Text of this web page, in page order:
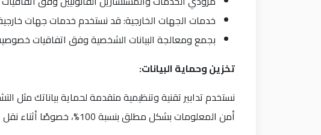
خدمات الجهات الخارجية: قد نستخدم خدمات جهات
بجمع ومعالجة البيانات الشخصية وفق اتفاقيات
تخزين وحماية البيانات:
أمن المعلومات بشكل مطلق بنسبة 100%، خصوصًا أثناء نقل البيانات عبر الإنترنت.